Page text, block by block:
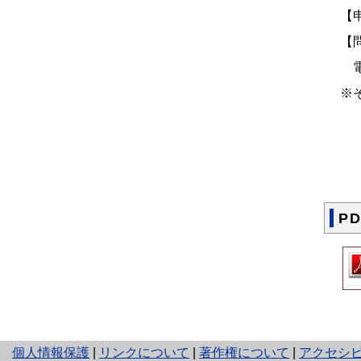
【
※
個人情報保護
と
リンクについて 著作権について アクセシ